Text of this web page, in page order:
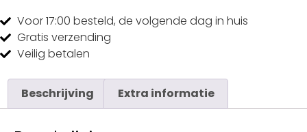
Voor 17:00 besteld, de volgende dag in huis
Gratis verzending
Veilig betalen
Beschrijving Extra informatie